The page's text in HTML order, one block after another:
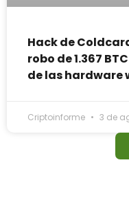
Hack de
robo de 1.367
de las hardware
Criptoinforme 3 de